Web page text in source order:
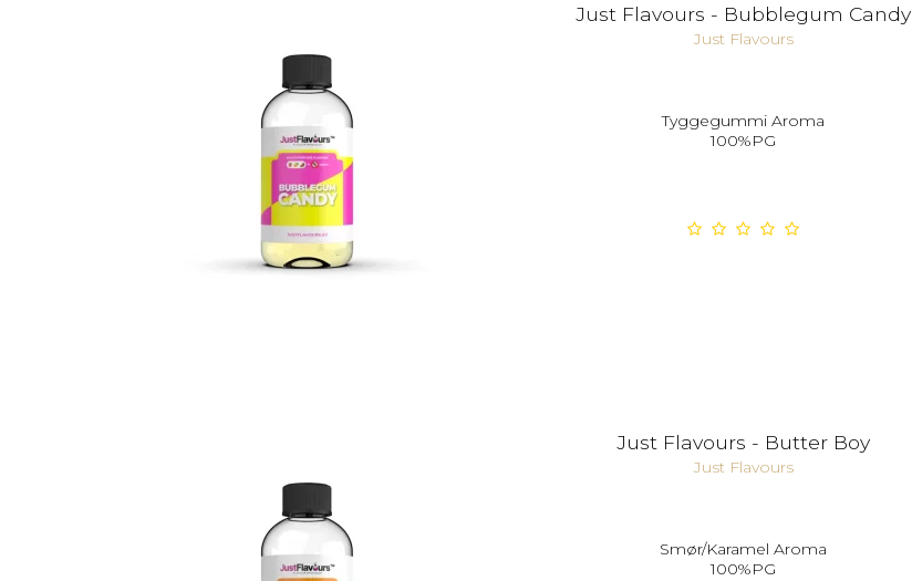
Just Flavours - Bubblegum Candy
Just Flavours
Tyggegummi Aroma
100%PG
Just Flavours - Butter Boy
Just Flavours
Smør/Karamel Aroma
100%PG